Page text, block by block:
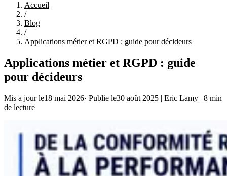
Accueil
/
Blog
/
Applications métier et RGPD : guide pour décideurs
Applications métier et RGPD : guide
pour décideurs
Mis a jour le18 mai 2026· Publie le30 août 2025 | Eric Lamy | 8 min
de lecture